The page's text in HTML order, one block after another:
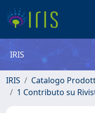
IRIS
IRIS
Catalogo
1 Contributo su